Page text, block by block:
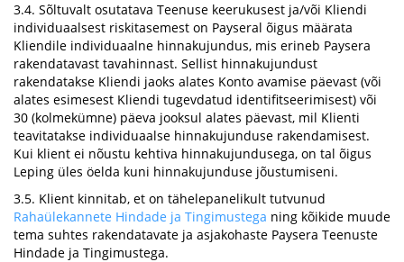
3.4. Sõltuvalt osutatava Teenuse keerukusest ja/või Kliendi
individuaalsest riskitasemest on Payseral õigus määrata
Kliendile individuaalne hinnakujundus, mis erineb Paysera
rakendatavast tavahinnast. Sellist hinnakujundust
rakendatakse Kliendi jaoks alates Konto avamise päevast (või
alates esimesest Kliendi tugevdatud identifitseerimisest) või
30 (kolmekümne) päeva jooksul alates päevast, mil Klienti
teavitatakse individuaalse hinnakujunduse rakendamisest.
Kui klient ei nõustu kehtiva hinnakujundusega, on tal õigus
Leping üles öelda kuni hinnakujunduse jõustumiseni.
3.5. Klient kinnitab, et on tähelepanelikult tutvunud
Rahaülekannete Hindade ja Tingimustega ning kõikide muude
tema suhtes rakendatavate ja asjakohaste Paysera Teenuste
Hindade ja Tingimustega.